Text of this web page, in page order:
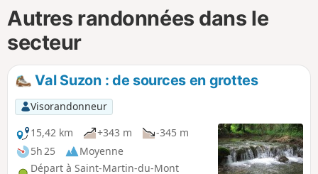
Autres randonnées dans le
secteur
Val Suzon : de sources en grottes
Visorandonneur
15,42 km
+343 m
-345 m
5h 25
Moyenne
Départ à Saint-Martin-du-Mont